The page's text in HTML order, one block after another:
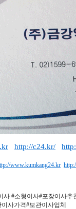
http://c24.kr/
www.kumkang24.kr
#소형이사#포장이사
이사가격#보관이사업체